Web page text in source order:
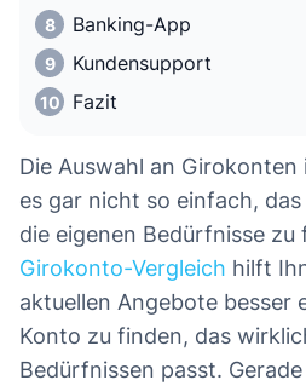
Banking-App
Kundensupport
Fazit
Die Auswahl an
es gar nicht so einfach,
die eigenen Bedürfnisse zu
Girokonto-Vergleich hilft
aktuellen Angebote besser
Konto zu finden, das
Bedürfnissen passt.